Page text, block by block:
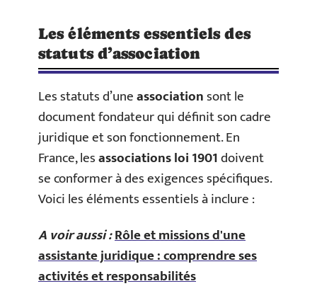
Les éléments essentiels des
statuts d’association
Les statuts d’uneassociationsont le
document fondateur qui définit son cadre
juridique et son fonctionnement. En
France, lesassociations loi 1901doivent
se conformer à des exigences spécifiques.
Voici les éléments essentiels à inclure :
A voir aussi :Rôle et missions d'une
assistante juridique : comprendre ses
activités et responsabilités